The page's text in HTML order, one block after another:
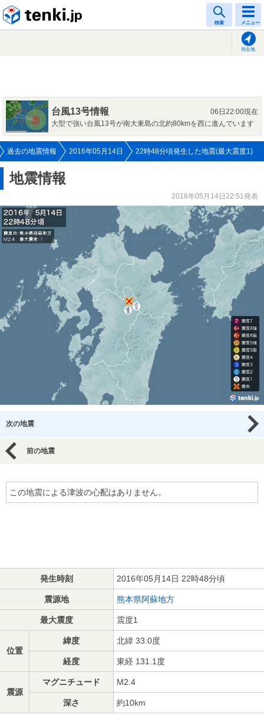
検索 メニュー
現在地
台風13号情報
06日22:00現在
大型で強い台風13号が南大東島の北約80kmを西に進んでいます
過去の地震情報 2016年05月14日 22時48分頃発生した地震(最大震度1)
地震情報
2016年05月14日22:51発表
次の地震
前の地震
この地震による津波の心配はありません。
発生時刻 2016年05月14日 22時48分頃
震源地 熊本県阿蘇地方
最大震度 震度1
位置
緯度 北緯 33.0度
経度 東経 131.1度
震源
マグニチュード M2.4
深さ 約10km